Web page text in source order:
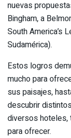
nuevas
Bingham, a
South America’s
Sudamérica).
Estos logros
mucho para
sus paisajes,
descubrir
diversos hoteles,
para ofrecer.